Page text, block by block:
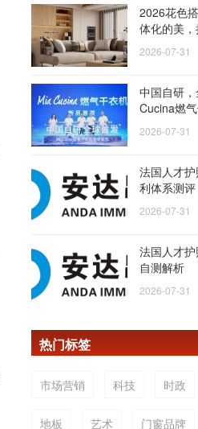
2026花色
体化的美
2026-07-31
中国自研
Cucina燃
2026-07-31
法国人才
利体系测评
2026-07-31
法国人才
自测解析
2026-07-31
热门标签
市场营销 科技 时政
地板 艺术 门窗品牌